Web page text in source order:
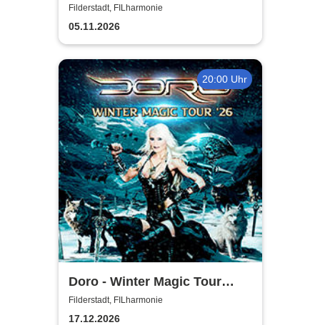
Ballet Classique
Filderstadt, FILharmonie
05.11.2026
20:00 Uhr
Doro - Winter Magic Tour
2026
Filderstadt, FILharmonie
17.12.2026